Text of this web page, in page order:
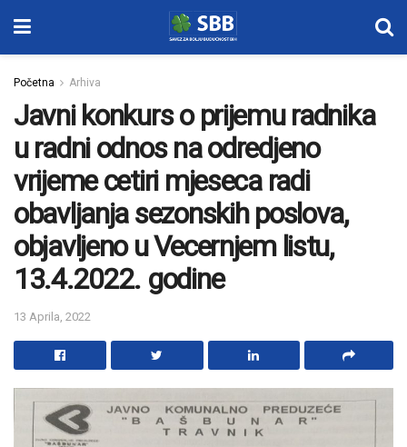
Početna Arhiva
Javni konkurs o prijemu radnika
u radni odnos na odredjeno
vrijeme cetiri mjeseca radi
obavljanja sezonskih poslova,
objavljeno u Vecernjem listu,
13.4.2022. godine
13 Aprila, 2022